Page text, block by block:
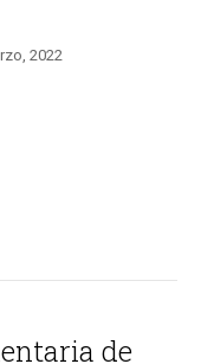
2022
de